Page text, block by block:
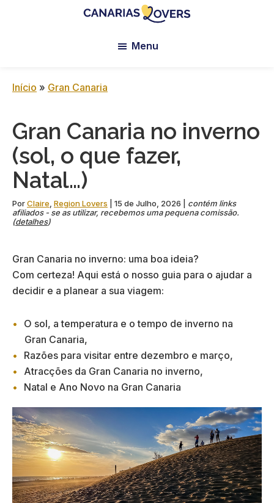
Lovers:
Gran
Canaria
e
Menu
Início » Gran Canaria
Gran Canaria no inverno
(sol, o que fazer,
Natal…)
PorClaire Region Lovers 15 de Julho, 2026
contém links
afiliados - se as utilizar, recebemos uma pequena comissão.
(detalhes)
Gran Canaria no inverno: uma boa ideia?
Com certeza! Aqui está o nosso guia para o ajudar a
decidir e a planear a sua viagem:
O sol, a temperatura e o tempo de inverno na
Gran Canaria,
Razões para visitar entre dezembro e março,
Atracções da Gran Canaria no inverno,
Natal e Ano Novo na Gran Canaria